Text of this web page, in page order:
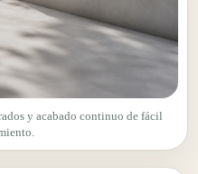
y acabado continuo de fácil